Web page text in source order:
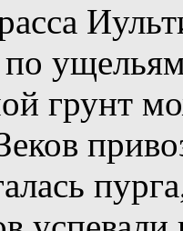
грунт